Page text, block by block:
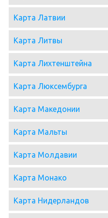
Карта Латвии
Карта Литвы
Карта Лихтенштейна
Карта Люксембурга
Карта Македонии
Карта Мальты
Карта Молдавии
Карта Монако
Карта Нидерландов